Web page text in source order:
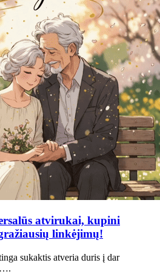
atvirukai, kupini
linkėjimų!
sukaktis atveria duris į dar